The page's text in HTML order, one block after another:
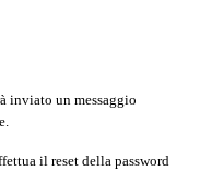
inviato un messaggio
il reset della password